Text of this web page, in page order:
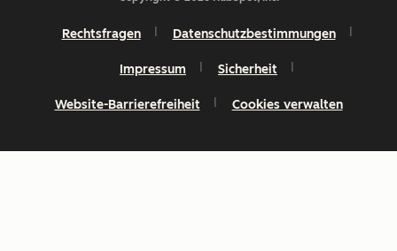
Rechtsfragen Datenschutzbestimmungen
Impressum Sicherheit
Website-Barrierefreiheit Cookies verwalten